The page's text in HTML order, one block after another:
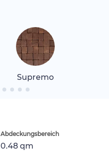
Supremo
Abdeckungsbereich
0.48 qm